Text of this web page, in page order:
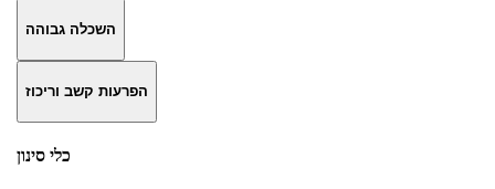
השכלה גבוהה
הפרעות קשב וריכוז
כלי סינון